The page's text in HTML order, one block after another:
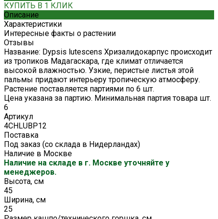
КУПИТЬ В 1 КЛИК
Описание
Характеристики
Интересные факты о растении
Отзывы
Название: Dypsis lutescens Хризалидокарпус происходит
из тропиков Мадагаскара, где климат отличается
высокой влажностью. Узкие, перистые листья этой
пальмы придают интерьеру тропическую атмосферу.
Растение поставляется партиями по 6 шт.
Цена указана за партию. Минимальная партия товара шт.
6
Артикул
4CHLUBP12
Поставка
Под заказ (со склада в Нидерландах)
Наличие в Москве
Наличие на складе в г. Москве уточняйте у
менеджеров.
Высота, см
45
Ширина, см
25